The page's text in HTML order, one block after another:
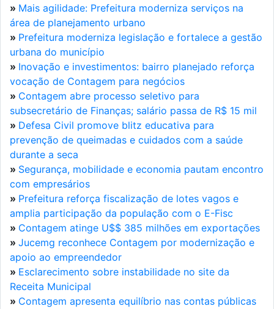
» Mais agilidade: Prefeitura moderniza serviços na
área de planejamento urbano
» Prefeitura moderniza legislação e fortalece a gestão
urbana do município
» Inovação e investimentos: bairro planejado reforça
vocação de Contagem para negócios
» Contagem abre processo seletivo para
subsecretário de Finanças; salário passa de R$ 15 mil
» Defesa Civil promove blitz educativa para
prevenção de queimadas e cuidados com a saúde
durante a seca
» Segurança, mobilidade e economia pautam encontro
com empresários
» Prefeitura reforça fiscalização de lotes vagos e
amplia participação da população com o E-Fisc
» Contagem atinge U$$ 385 milhões em exportações
» Jucemg reconhece Contagem por modernização e
apoio ao empreendedor
» Esclarecimento sobre instabilidade no site da
Receita Municipal
» Contagem apresenta equilíbrio nas contas públicas